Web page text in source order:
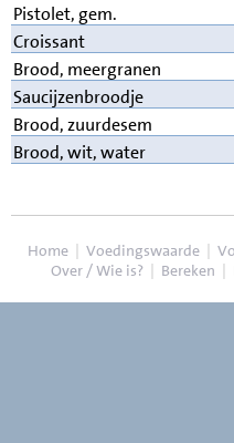
Pistolet, gem.
Croissant
Brood, meergranen
Saucijzenbroodje
Brood, zuurdesem
Brood, wit, water
Home | Voedingswaarde |
Over / Wie is? | Bereken |